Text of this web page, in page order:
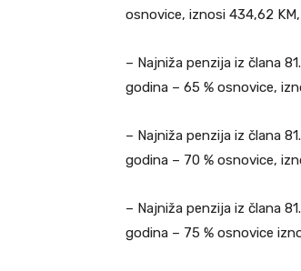
osnovice, iznosi 434,62 KM,
– Najniža penzija iz člana
godina – 65 % osnovice,
– Najniža penzija iz člana
godina – 70 % osnovice,
– Najniža penzija iz člana
godina – 75 % osnovice